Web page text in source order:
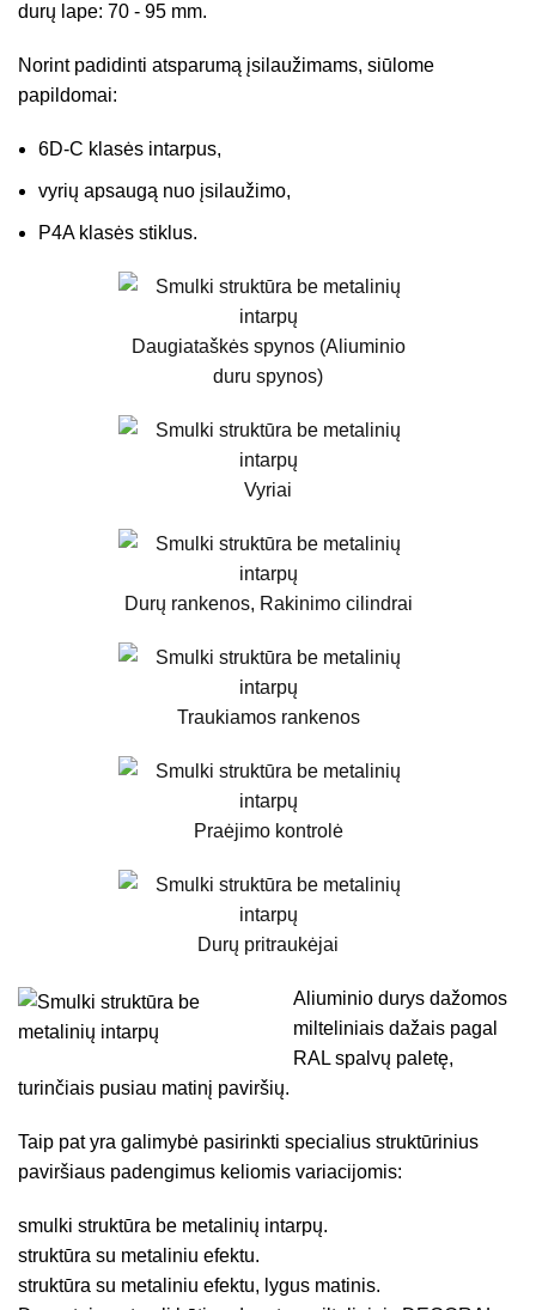
durų lape: 70 - 95 mm.
Norint padidinti atsparumą įsilaužimams, siūlome
papildomai:
6D-C klasės intarpus,
vyrių apsaugą nuo įsilaužimo,
P4A klasės stiklus.
Daugiataškės spynos (Aliuminio
duru spynos)
Vyriai
Durų rankenos, Rakinimo cilindrai
Traukiamos rankenos
Praėjimo kontrolė
Durų pritraukėjai
Aliuminio durys dažomos
milteliniais dažais pagal
RAL spalvų paletę,
turinčiais pusiau matinį paviršių.
Taip pat yra galimybė pasirinkti specialius struktūrinius
paviršiaus padengimus keliomis variacijomis:
smulki struktūra be metalinių intarpų.
struktūra su metaliniu efektu.
struktūra su metaliniu efektu, lygus matinis.